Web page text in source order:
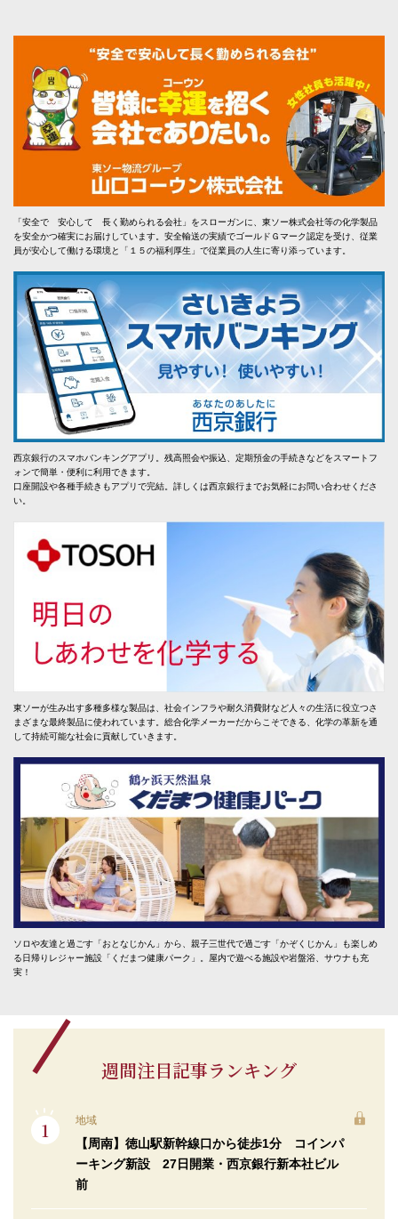
「安全で 安心して 長く勤められる会社」をスローガンに、東ソー株式会社等の化学製品
を安全かつ確実にお届けしています。安全輸送の実績でゴールドＧマーク認定を受け、従業
員が安心して働ける環境と「１５の福利厚生」で従業員の人生に寄り添っています。
西京銀行のスマホバンキングアプリ。残高照会や振込、定期預金の手続きなどをスマートフ
ォンで簡単・便利に利用できます。
口座開設や各種手続きもアプリで完結。詳しくは西京銀行までお気軽にお問い合わせくださ
い。
東ソーが生み出す多種多様な製品は、社会インフラや耐久消費財など人々の生活に役立つさ
まざまな最終製品に使われています。総合化学メーカーだからこそできる、化学の革新を通
して持続可能な社会に貢献していきます。
ソロや友達と過ごす「おとなじかん」から、親子三世代で過ごす「かぞくじかん」も楽しめ
る日帰りレジャー施設「くだまつ健康パーク」。屋内で遊べる施設や岩盤浴、サウナも充
実！
週間注目記事ランキング
地域
【周南】徳山駅新幹線口から徒歩1分 コインパ
ーキング新設 27日開業・西京銀行新本社ビル
前